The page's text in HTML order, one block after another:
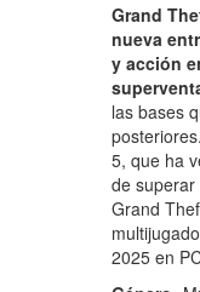
Grand
nueva
y acción
las bases
5, que ha
de
Grand
2025 en